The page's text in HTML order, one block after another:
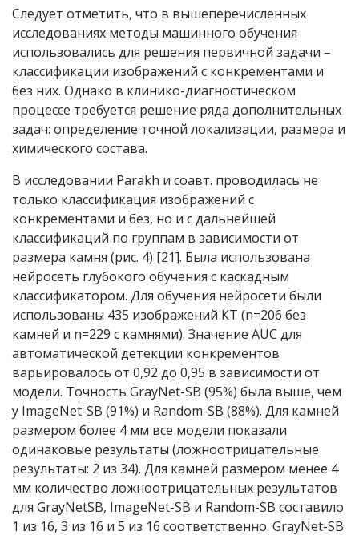
Следует отметить, что в вышеперечисленных
исследованиях методы машинного обучения
использовались для решения первичной задачи –
классификации изображений с конкрементами и
без них. Однако в клинико-диагностическом
процессе требуется решение ряда дополнительных
задач: определение точной локализации, размера и
химического состава.
В исследовании Parakh и соавт. проводилась не
только классификация изображений с
конкрементами и без, но и с дальнейшей
классификаций по группам в зависимости от
размера камня (рис. 4) [21]. Была использована
нейросеть глубокого обучения с каскадным
классификатором. Для обучения нейросети были
использованы 435 изображений КТ (n=206 без
камней и n=229 с камнями). Значение AUC для
автоматической детекции конкрементов
варьировалось от 0,92 до 0,95 в зависимости от
модели. Точность GrayNet-SB (95%) была выше, чем
у ImageNet-SB (91%) и Random-SB (88%). Для камней
размером более 4 мм все модели показали
одинаковые результаты (ложноотрицательные
результаты: 2 из 34). Для камней размером менее 4
мм количество ложноотрицательных результатов
для GrayNetSB, ImageNet-SB и Random-SB составило
1 из 16, 3 из 16 и 5 из 16 соответственно. GrayNet-SB